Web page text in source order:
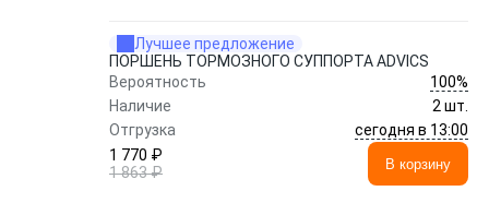
Лучшее предложение
ПОРШЕНЬ ТОРМОЗНОГО СУППОРТА ADVICS
Вероятность
100%
Наличие
2 шт.
Отгрузка
сегодня в 13:00
1 770 ₽
1 863 ₽
В корзину